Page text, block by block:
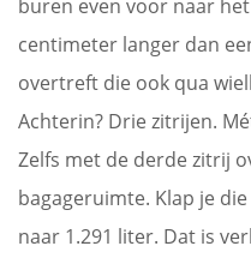
buren even voor naar
centimeter langer dan
overtreft die ook qua
Achterin? Drie zitrijen.
Zelfs met de derde zitrij
bagageruimte. Klap je
naar 1.291 liter. Dat is